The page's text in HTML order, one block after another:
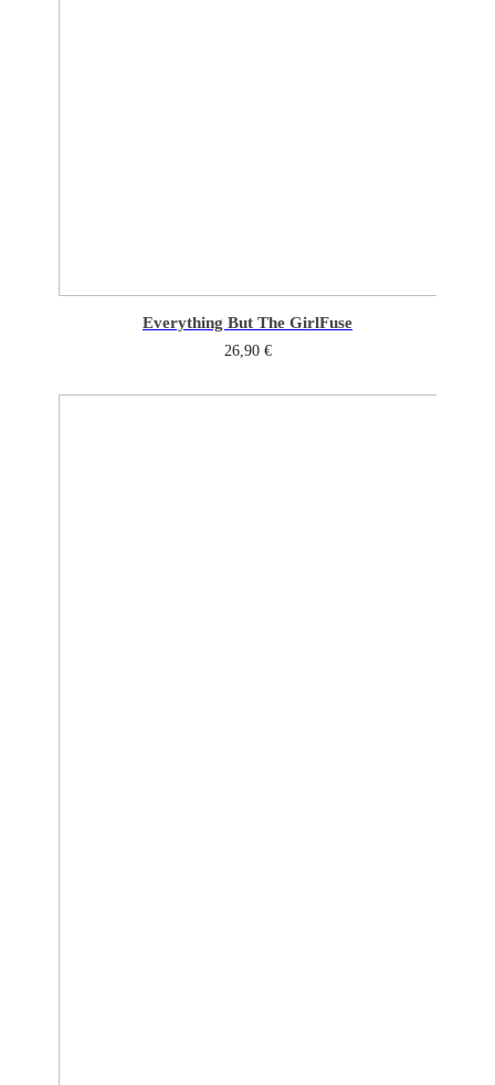
Everything But The GirlFuse
26,90 €